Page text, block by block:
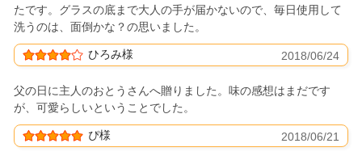
たです。グラスの底まで大人の手が届かないので、毎日使用して
洗うのは、面倒かな？の思いました。
ひろみ様 2018/06/24
父の日に主人のおとうさんへ贈りました。味の感想はまだです
が、可愛らしいということでした。
ぴ様 2018/06/21